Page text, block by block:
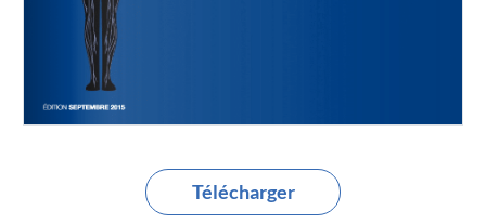
Télécharger